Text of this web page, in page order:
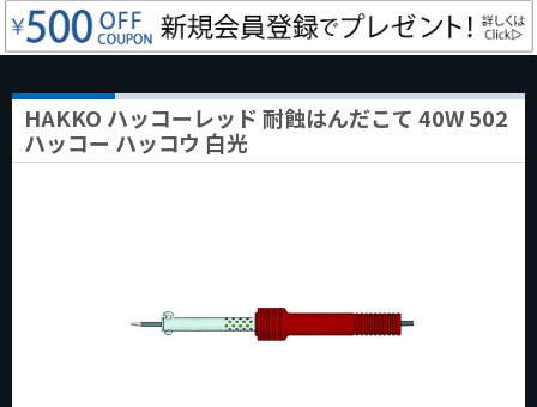
HAKKO ハッコーレッド 耐蝕はんだこて 40W 502
ハッコー ハッコウ 白光